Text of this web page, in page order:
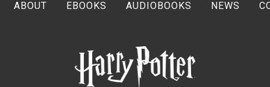
ABOUT EBOOKS AUDIOBOOKS NEWS